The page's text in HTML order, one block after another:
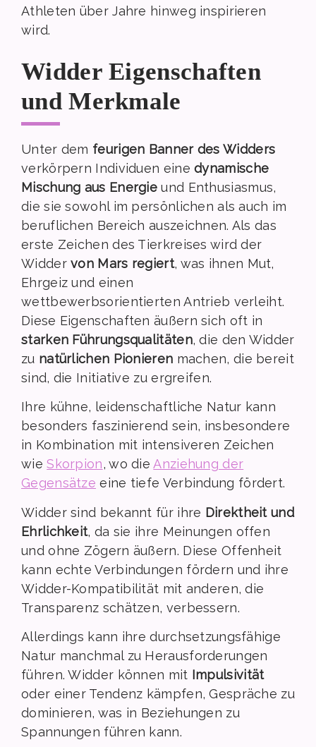
Athleten über Jahre hinweg inspirieren
wird.
Widder Eigenschaften
und Merkmale
Unter dem feurigen Banner des Widders
verkörpern Individuen einedynamische
Mischung aus Energie und Enthusiasmus,
die sie sowohl im persönlichen als auch im
beruflichen Bereich auszeichnen. Als das
erste Zeichen des Tierkreises wird der
Widdervon Mars regiert, was ihnen Mut,
Ehrgeiz und einen
wettbewerbsorientierten Antrieb verleiht.
Diese Eigenschaften äußern sich oft in
starken Führungsqualitäten, die den Widder
zu natürlichen Pionieren machen, die bereit
sind, die Initiative zu ergreifen.
Ihre kühne, leidenschaftliche Natur kann
besonders faszinierend sein, insbesondere
in Kombination mit intensiveren Zeichen
wieSkorpion, wo dieAnziehung der
Gegensätze eine tiefe Verbindung fördert.
Widder sind bekannt für ihre Direktheit und
Ehrlichkeit, da sie ihre Meinungen offen
und ohne Zögern äußern. Diese Offenheit
kann echte Verbindungen fördern und ihre
Widder-Kompatibilität mit anderen, die
Transparenz schätzen, verbessern.
Allerdings kann ihre durchsetzungsfähige
Natur manchmal zu Herausforderungen
führen. Widder können mit Impulsivität
oder einer Tendenz kämpfen, Gespräche zu
dominieren, was in Beziehungen zu
Spannungen führen kann.